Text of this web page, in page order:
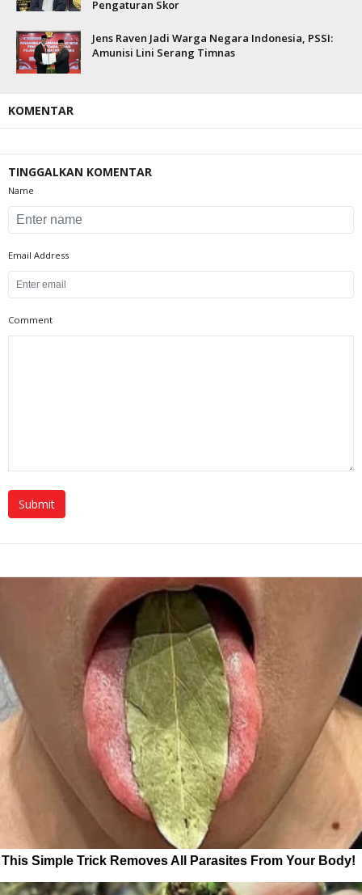
Pengaturan Skor
Jens Raven Jadi Warga Negara Indonesia, PSSI:
Amunisi Lini Serang Timnas
KOMENTAR
TINGGALKAN KOMENTAR
Name
Email Address
Comment
This Simple Trick Removes All Parasites From Your Body!